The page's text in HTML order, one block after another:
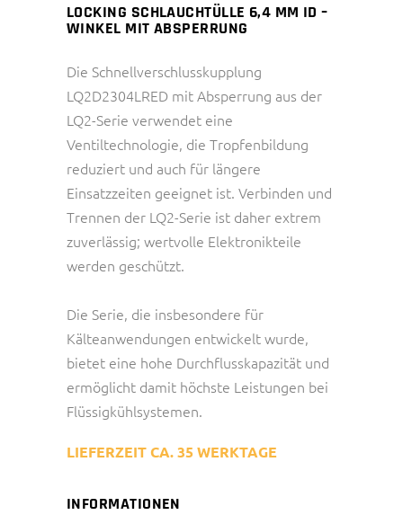
LOCKING SCHLAUCHTÜLLE 6,4 MM ID –
WINKEL MIT ABSPERRUNG
Die Schnellverschlusskupplung
LQ2D2304LRED mit Absperrung aus der
LQ2-Serie verwendet eine
Ventiltechnologie, die Tropfenbildung
reduziert und auch für längere
Einsatzzeiten geeignet ist. Verbinden und
Trennen der LQ2-Serie ist daher extrem
zuverlässig; wertvolle Elektronikteile
werden geschützt.
Die Serie, die insbesondere für
Kälteanwendungen entwickelt wurde,
bietet eine hohe Durchflusskapazität und
ermöglicht damit höchste Leistungen bei
Flüssigkühlsystemen.
LIEFERZEIT CA. 35 WERKTAGE
INFORMATIONEN